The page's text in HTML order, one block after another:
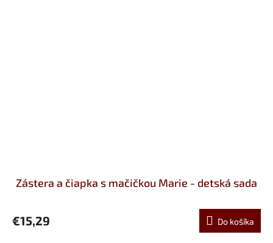
Zástera a čiapka s mačičkou Marie - detská sada
€15,29 Do košíka